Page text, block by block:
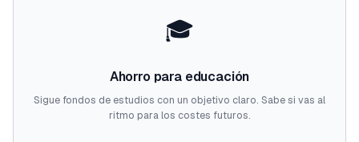
🎓
Ahorro para educación
Sigue fondos de estudios con un objetivo claro. Sabe si vas al
ritmo para los costes futuros.